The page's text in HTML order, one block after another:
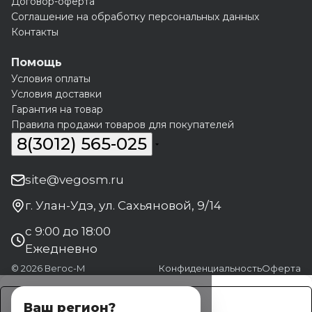
Соглашение на обработку персональных данных
Контакты
Помощь
Условия оплаты
Условия доставки
Гарантия на товар
Правила продажи товаров для покупателей
8(3012) 565-025
site@vegosm.ru
г. Улан-Удэ, ул. Сахьяновой, 9/14
с 9:00 до 18:00
Ежедневно
© 2026 Вегос-М КонфиденциальностьОферта
Ваш регион?